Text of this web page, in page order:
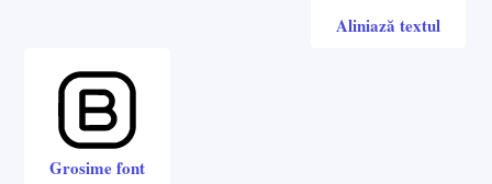
Aliniază textul
Grosime font